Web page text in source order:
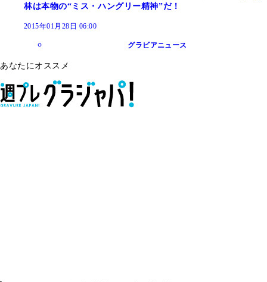
林は本物の“ミス・ハングリー精神”だ！
2015年01月28日 06:00
グラビアニュース
あなたにオススメ